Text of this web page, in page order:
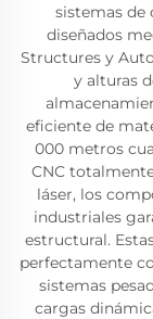
sistemas de
diseñados
Structures y
y alturas
eficiente de
000 metros
CNC
láser, los
industriales
estructural.
perfectamente
sistemas
cargas